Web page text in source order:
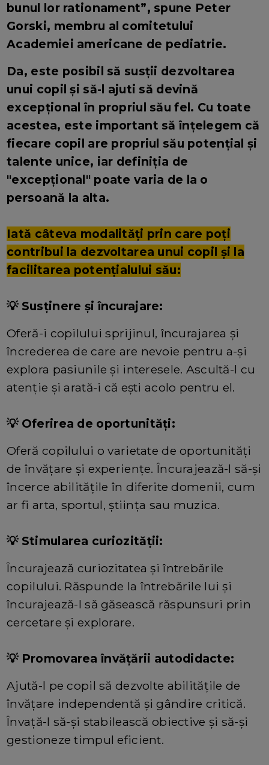
bunul lor rationament”, spune Peter
Gorski, membru al comitetului
Academiei americane de pediatrie.
Da, este posibil să susții dezvoltarea
unui copil și să-l ajuti să devină
excepțional în propriul său fel. Cu toate
acestea, este important să înțelegem că
fiecare copil are propriul său potențial și
talente unice, iar definiția de
"excepțional" poate varia de la o
persoană la alta.
Iată câteva modalități prin care poți
contribui la dezvoltarea unui copil și la
facilitarea potențialului său:
💡 Susținere și încurajare:
Oferă-i copilului sprijinul, încurajarea și
încrederea de care are nevoie pentru a-și
explora pasiunile și interesele. Ascultă-l cu
atenție și arată-i că ești acolo pentru el.
💡 Oferirea de oportunități:
Oferă copilului o varietate de oportunități
de învățare și experiențe. Încurajează-l să-și
încerce abilitățile în diferite domenii, cum
ar fi arta, sportul, știința sau muzica.
💡 Stimularea curiozității:
Încurajează curiozitatea și întrebările
copilului. Răspunde la întrebările lui și
încurajează-l să găsească răspunsuri prin
cercetare și explorare.
💡 Promovarea învățării autodidacte:
Ajută-l pe copil să dezvolte abilitățile de
învățare independentă și gândire critică.
Învață-l să-și stabilească obiective și să-și
gestioneze timpul eficient.